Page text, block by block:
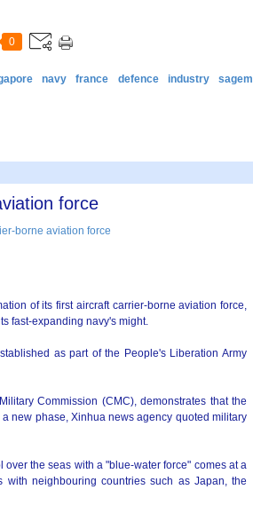
0
navy france defence industry
sagem
force
of its first aircraft carrier-borne aviation force,
fast-expanding navy's might.
as part of the People's Liberation Army
Commission (CMC), demonstrates that the
new phase, Xinhua news agency quoted military
the seas with a "blue-water force" comes at a
with neighbouring countries such as Japan, the